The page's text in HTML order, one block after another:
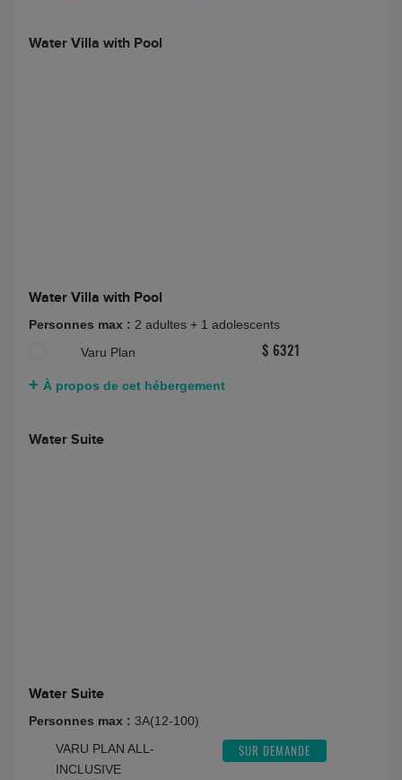
Water Villa with Pool
Water Villa with Pool
Personnes max : 2 adultes + 1 adolescents
Varu Plan
$ 6321
À propos de cet hébergement
Water Suite
Water Suite
Personnes max : 3A(12-100)
VARU PLAN ALL-
INCLUSIVE
SUR DEMANDE